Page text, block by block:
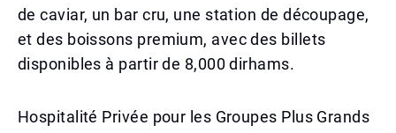
de caviar, un bar cru, une station de découpage,
et des boissons premium, avec des billets
disponibles à partir de 8,000 dirhams.
Hospitalité Privée pour les Groupes Plus Grands